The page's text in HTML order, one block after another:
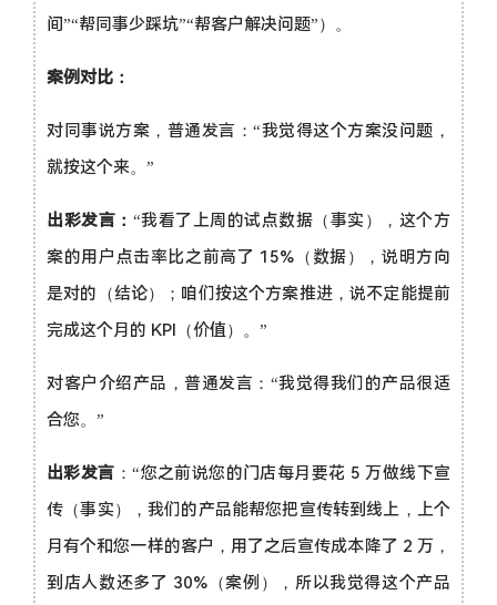
间”“帮同事少踩坑”“帮客户解决问题”）。
案例对比：
对同事说方案，普通发言：“我觉得这个方案没问题，
就按这个来。”
出彩发言： “我看了上周的试点数据（事实），这个方
案的用户点击率比之前高了 15%（数据），说明方向
是对的（结论）；咱们按这个方案推进，说不定能提前
完成这个月的 KPI（价值）。”
对客户介绍产品，普通发言：“我觉得我们的产品很适
合您。”
出彩发言 ：“您之前说您的门店每月要花 5 万做线下宣
传（事实），我们的产品能帮您把宣传转到线上，上个
月有个和您一样的客户，用了之后宣传成本降了 2 万，
到店人数还多了 30%（案例），所以我觉得这个产品